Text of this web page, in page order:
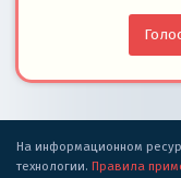
На информационном
технологии. Правила